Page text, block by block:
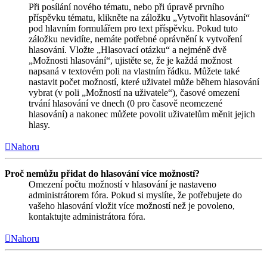
Při posílání nového tématu, nebo při úpravě prvního
příspěvku tématu, klikněte na záložku „Vytvořit hlasování“
pod hlavním formulářem pro text příspěvku. Pokud tuto
záložku nevidíte, nemáte potřebné oprávnění k vytvoření
hlasování. Vložte „Hlasovací otázku“ a nejméně dvě
„Možnosti hlasování“, ujistěte se, že je každá možnost
napsaná v textovém poli na vlastním řádku. Můžete také
nastavit počet možností, které uživatel může během hlasování
vybrat (v poli „Možností na uživatele“), časové omezení
trvání hlasování ve dnech (0 pro časově neomezené
hlasování) a nakonec můžete povolit uživatelům měnit jejich
hlasy.
Nahoru
Proč nemůžu přidat do hlasování více možností?
Omezení počtu možností v hlasování je nastaveno
administrátorem fóra. Pokud si myslíte, že potřebujete do
vašeho hlasování vložit více možností než je povoleno,
kontaktujte administrátora fóra.
Nahoru